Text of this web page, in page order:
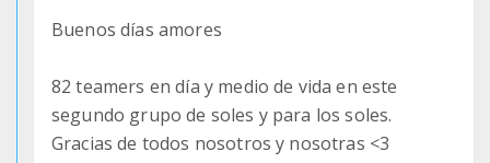
Buenos días amores
82 teamers en día y medio de vida en este
segundo grupo de soles y para los soles.
Gracias de todos nosotros y nosotras <3